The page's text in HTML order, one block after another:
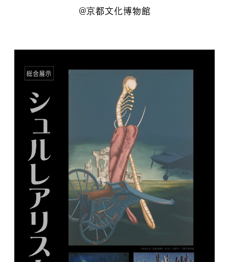
＠京都文化博物館